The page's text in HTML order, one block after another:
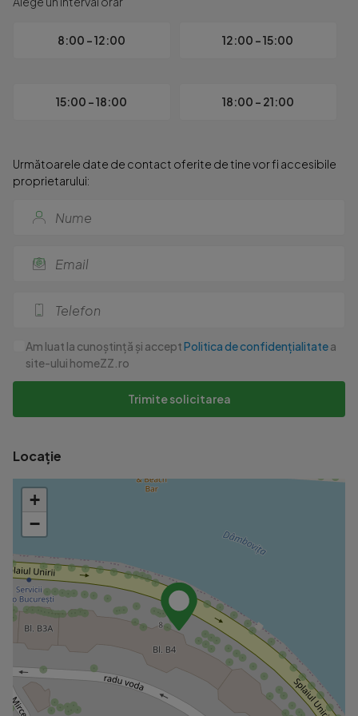
8:00 - 12:00 12:00 - 15:00
15:00 - 18:00 18:00 - 21:00
Următoarele date de contact oferite de tine vor fi accesibile
proprietarului:
Am luat la cunoștință și acceptPolitica de confidențialitatea
site-ului homeZZ.ro
Trimite solicitarea
Locație
+
−